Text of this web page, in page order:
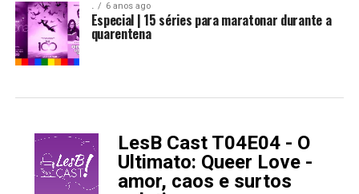
. 6 anos ago
Especial | 15 séries para maratonar durante a
quarentena
LesB Cast T04E04 - O
Ultimato: Queer Love -
amor, caos e surtos
-